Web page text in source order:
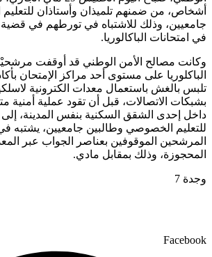
أشخاص، من ضمنهم تلميذان وأستاذان
جامعيين، وذلك للاشتباه في تورطهم في
في امتحانات الباكالوريا.
وكانت مصالح الأمن الوطني قد أوقفت
الباكلوريا على مستوى أحد مراكز الإمتحان
تلبس بالغش باستعمال معدات الكترونية
بشبكات الاتصالات، قبل أن تقود عملية أمنية
داخل إحدى الشقق السكنية بنفس المدينة،
للتعليم الخصوصي وطالبين جامعيين، يشتبه
المرشحين الموقوفين بعناصر الجواب عبر
المحجوزة، وذلك بمقابل مادي.
وجدة 7
Facebook